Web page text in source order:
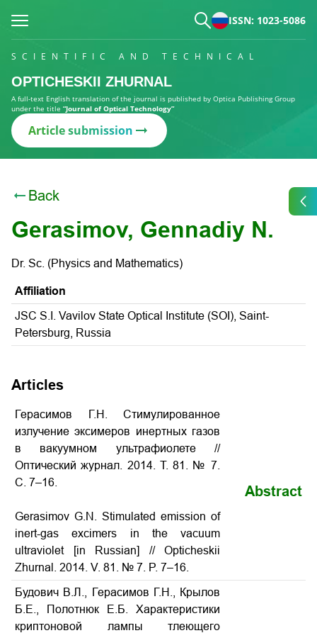
ISSN: 1023-5086
SCIENTIFIC AND TECHNICAL
OPTICHESKII ZHURNAL
A full-text English translation of the journal is published by Optica Publishing Group
under the title “Journal of Optical Technology”
Article submission
Back
Gerasimov, Gennadiy N.
Dr. Sc. (Physics and Mathematics)
Affiliation
JSC S.I. Vavilov State Optical Institute (SOI), Saint-
Petersburg, Russia
Articles
Герасимов Г.Н. Стимулированное
излучение эксимеров инертных газов
в вакуумном ультрафиолете //
Оптический журнал. 2014. Т. 81. № 7.
С. 7–16.
Gerasimov G.N. Stimulated emission of
inert-gas excimers in the vacuum
ultraviolet
[in Russian] // Opticheskii
Zhurnal. 2014. V. 81. № 7. P. 7–16.
Abstract
Будович В.Л., Герасимов Г.Н., Крылов
Б.Е., Полотнюк Е.Б. Характеристики
криптоновой лампы тлеющего